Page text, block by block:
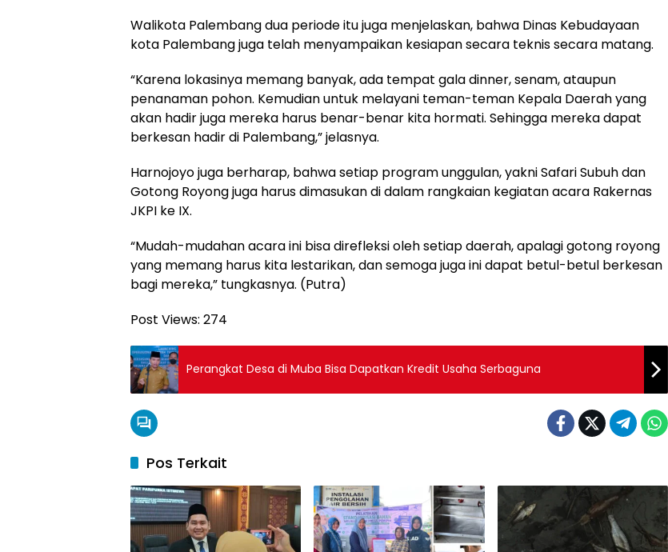
Walikota Palembang dua periode itu juga menjelaskan, bahwa Dinas Kebudayaan
kota Palembang juga telah menyampaikan kesiapan secara teknis secara matang.
“Karena lokasinya memang banyak, ada tempat gala dinner, senam, ataupun
penanaman pohon. Kemudian untuk melayani teman-teman Kepala Daerah yang
akan hadir juga mereka harus benar-benar kita hormati. Sehingga mereka dapat
berkesan hadir di Palembang,” jelasnya.
Harnojoyo juga berharap, bahwa setiap program unggulan, yakni Safari Subuh dan
Gotong Royong juga harus dimasukan di dalam rangkaian kegiatan acara Rakernas
JKPI ke IX.
“Mudah-mudahan acara ini bisa direfleksi oleh setiap daerah, apalagi gotong royong
yang memang harus kita lestarikan, dan semoga juga ini dapat betul-betul berkesan
bagi mereka,” tungkasnya. (Putra)
Post Views: 274
Perangkat Desa di Muba Bisa Dapatkan Kredit Usaha Serbaguna
Pos Terkait